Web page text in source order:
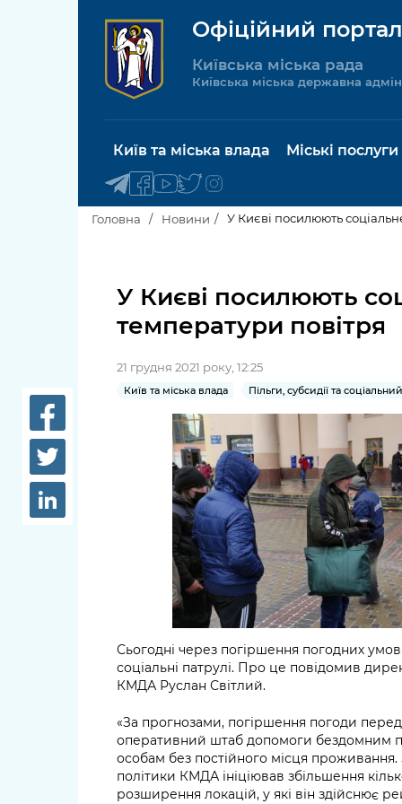
Офіційний
Київська міська рада
Київська міська державна
Київ та міська влада
Київська міська рада
Керівництво КМДА
Структура
Рішення та розпорядження
Проєкти розпоряджень, що
перебувають на погодженні
КМВА
Міські послуги
послуги
Пільги,
Паспорт,
довідки
Лікарні
Освіта та
заклади
Дороги,
парковки
Головна Новини У Києві посилюють
У Києві посилюють
температури повітря
21 грудня 2021 року, 12:25
Київ та міська влада Пільги, субсидії та
Сьогодні через погіршення погодних
соціальні патрулі. Про це повідомив
КМДА Руслан Світлий.
«За прогнозами, погіршення погоди
оперативний штаб допомоги бездомним
особам без постійного місця проживання.
політики КМДА ініціював збільшення
розширення локацій, у які він здійснює